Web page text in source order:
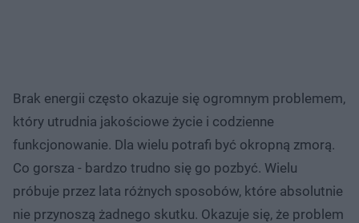
Brak energii często okazuje się ogromnym problemem,
który utrudnia jakościowe życie i codzienne
funkcjonowanie. Dla wielu potrafi być okropną zmorą.
Co gorsza - bardzo trudno się go pozbyć. Wielu
próbuje przez lata różnych sposobów, które absolutnie
nie przynoszą żadnego skutku. Okazuje się, że problem